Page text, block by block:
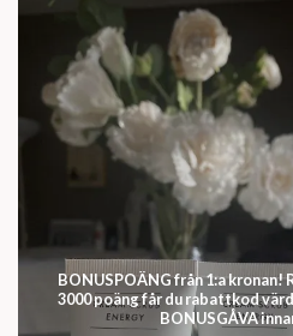
BONUSPOÄNG från 1:a kronan!
3000 poäng får du rabattkod
BONUSGÅVA